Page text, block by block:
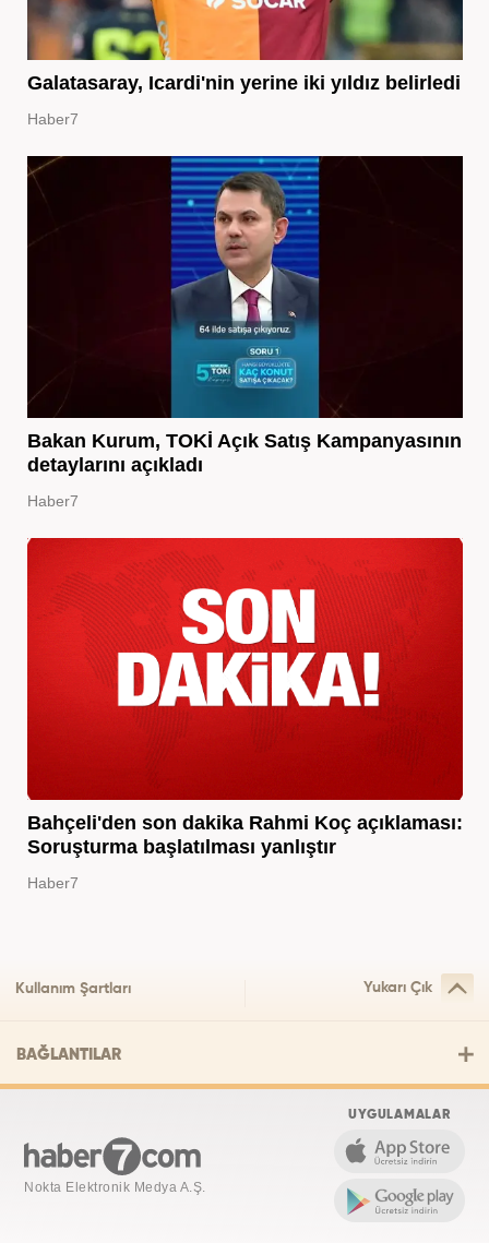
Galatasaray, Icardi'nin yerine iki yıldız belirledi
Haber7
Bakan Kurum, TOKİ Açık Satış Kampanyasının
detaylarını açıkladı
Haber7
Bahçeli'den son dakika Rahmi Koç açıklaması:
Soruşturma başlatılması yanlıştır
Haber7
Kullanım Şartları Yukarı Çık
BAĞLANTILAR
Nokta Elektronik Medya A.Ş.
UYGULAMALAR